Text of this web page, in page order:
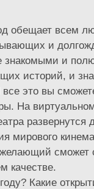
обещает всем
и
знакомыми и
историй, и
это вы
На
мирового
сможет
качестве.
Какие